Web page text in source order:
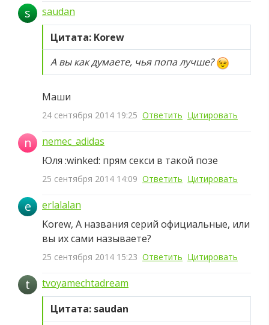
s
saudan
Цитата: Korew
А вы как думаете, чья попа лучше?
Маши
24 сентября 2014 19:25 Ответить Цитировать
n
nemec_adidas
Юля :winked: прям секси в такой позе
25 сентября 2014 14:09 Ответить Цитировать
e
erlalalan
Korew, А названия серий официальные, или
вы их сами называете?
25 сентября 2014 15:23 Ответить Цитировать
t
tvoyamechtadream
Цитата: saudan